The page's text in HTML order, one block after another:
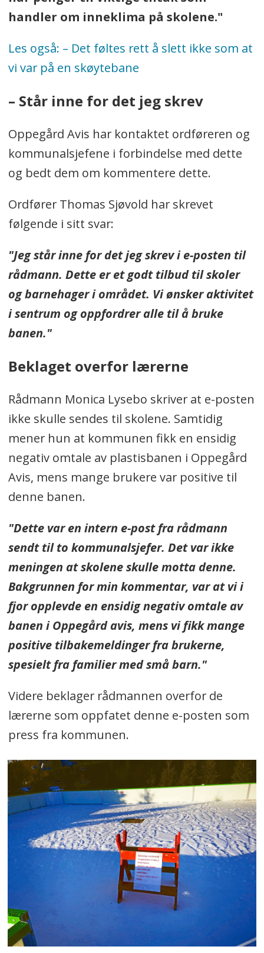
handler om inneklima på skolene."
Les også: – Det føltes rett å slett ikke som at
vi var på en skøytebane
– Står inne for det jeg skrev
Oppegård Avis har kontaktet ordføreren og
kommunalsjefene i forbindelse med dette
og bedt dem om kommentere dette.
Ordfører Thomas Sjøvold har skrevet
følgende i sitt svar:
"Jeg står inne for det jeg skrev i e-posten til
rådmann. Dette er et godt tilbud til skoler
og barnehager i området. Vi ønsker aktivitet
i sentrum og oppfordrer alle til å bruke
banen."
Beklaget overfor lærerne
Rådmann Monica Lysebo skriver at e-posten
ikke skulle sendes til skolene. Samtidig
mener hun at kommunen fikk en ensidig
negativ omtale av plastisbanen i Oppegård
Avis, mens mange brukere var positive til
denne banen.
"Dette var en intern e-post fra rådmann
sendt til to kommunalsjefer. Det var ikke
meningen at skolene skulle motta denne.
Bakgrunnen for min kommentar, var at vi i
fjor opplevde en ensidig negativ omtale av
banen i Oppegård avis, mens vi fikk mange
positive tilbakemeldinger fra brukerne,
spesielt fra familier med små barn."
Videre beklager rådmannen overfor de
lærerne som oppfatet denne e-posten som
press fra kommunen.